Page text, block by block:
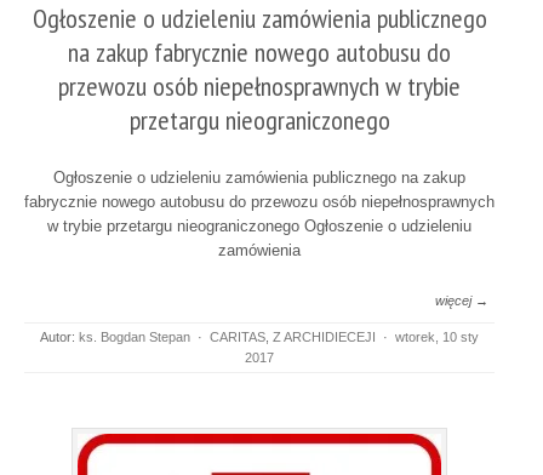
Ogłoszenie o udzieleniu zamówienia publicznego
na zakup fabrycznie nowego autobusu do
przewozu osób niepełnosprawnych w trybie
przetargu nieograniczonego
Ogłoszenie o udzieleniu zamówienia publicznego na zakup
fabrycznie nowego autobusu do przewozu osób niepełnosprawnych
w trybie przetargu nieograniczonego Ogłoszenie o udzieleniu
zamówienia
więcej →
Autor: ks. Bogdan Stepan · CARITAS Z ARCHIDIECEJI · wtorek, 10 sty
2017